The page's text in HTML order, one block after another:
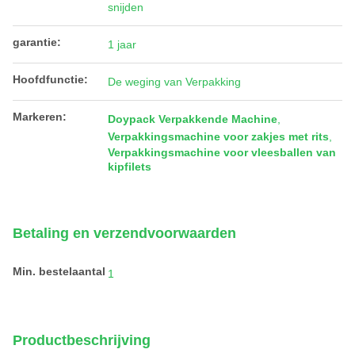
snijden
garantie: 1 jaar
Hoofdfunctie: De weging van Verpakking
Markeren: Doypack Verpakkende Machine
Verpakkingsmachine voor zakjes met rits
Verpakkingsmachine voor vleesballen van
kipfilets
Betaling en verzendvoorwaarden
Min. bestelaantal 1
Productbeschrijving